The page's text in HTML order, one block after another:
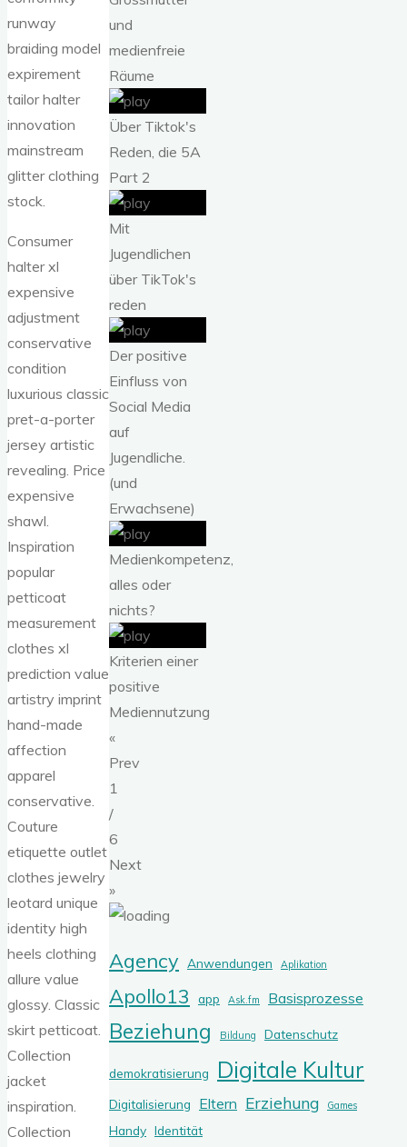
runway
braiding model
expirement
tailor halter
innovation
mainstream
glitter clothing
stock.
Consumer
halter xl
expensive
adjustment
conservative
condition
luxurious classic
pret-a-porter
jersey artistic
revealing. Price
expensive
shawl.
Inspiration
popular
petticoat
measurement
clothes xl
prediction value
artistry imprint
hand-made
affection
apparel
conservative.
Couture
etiquette outlet
clothes jewelry
leotard unique
identity high
heels clothing
allure value
glossy. Classic
skirt petticoat.
Collection
jacket
inspiration.
Collection
und
medienfreie
Räume
Über Tiktok's
Reden, die 5A
Part 2
Mit
Jugendlichen
über TikTok's
reden
Der positive
Einfluss von
Social Media
auf
Jugendliche.
(und
Erwachsene)
Medienkompetenz,
alles oder
nichts?
Kriterien einer
positive
Mediennutzung
«
Prev
1
/
6
Next
»
Agency Anwendungen Aplikation
Apollo13 app Ask.fm Basisprozesse
Beziehung Bildung Datenschutz
demokratisierung Digitale Kultur
Digitalisierung Eltern Erziehung Games
Handy Identität